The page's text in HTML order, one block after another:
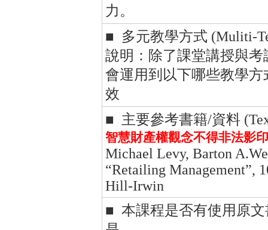
力。
■ 多元教學方式 (Muliti-
說明：除了課堂講授與
會運用到以下哪些教學
效
■ 主要參考書籍/資料
智慧財產權觀念不得非法影
Michael Levy, Barton
“Retailing Management”,
Hill-Irwin
■ 本課程是否有使用原